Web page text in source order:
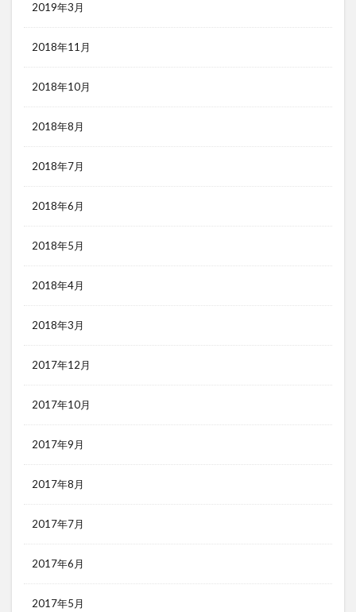
2019年3月
2018年11月
2018年10月
2018年8月
2018年7月
2018年6月
2018年5月
2018年4月
2018年3月
2017年12月
2017年10月
2017年9月
2017年8月
2017年7月
2017年6月
2017年5月